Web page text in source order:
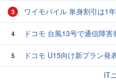
3 ワイモバイル 単身割引は1
4 ドコモ 台風13号で通信障害
5
ドコモ U15向け新プラン発
IT